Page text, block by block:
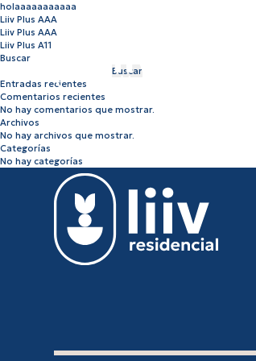
holaaaaaaaaaaa
Liiv Plus AAA
Navegación
de
entradas
Liiv Plus AAA
Liiv Plus A11
Buscar
Buscar
Entradas recientes
Comentarios recientes
No hay comentarios que mostrar.
Archivos
No hay archivos que mostrar.
Categorías
No hay categorías